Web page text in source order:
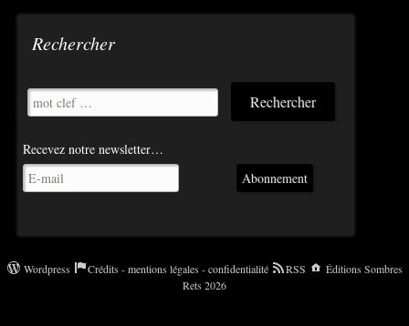
Rechercher
Recevez notre newsletter…
Abonnement
Wordpress Crédits - mentions légales - confidentialité RSS
Éditions Sombres
Rets 2026